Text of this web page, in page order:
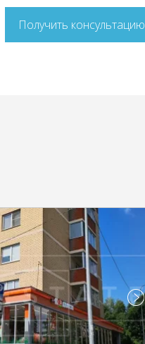
Получить консультацию